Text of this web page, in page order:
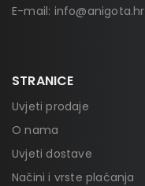
E-mail: info@anigota.hr
STRANICE
Uvjeti prodaje
O nama
Uvjeti dostave
Načini i vrste plaćanja